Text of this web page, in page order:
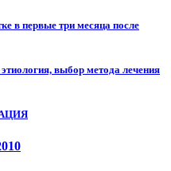
в первые три месяца после
выбор метода лечения